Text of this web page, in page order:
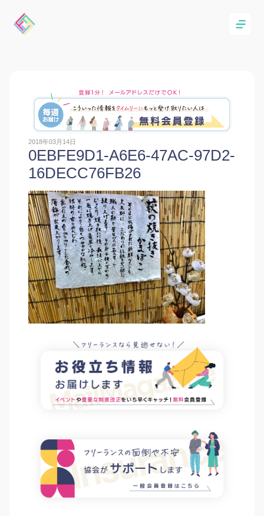
2018年03月14日
0EBFE9D1-A6E6-47AC-97D2-
16DECC76FB26